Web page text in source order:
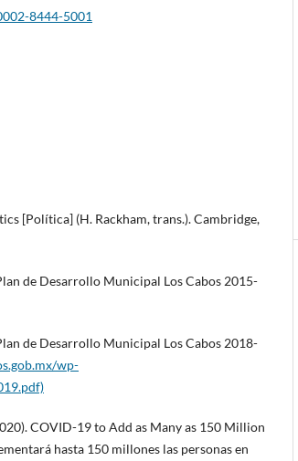
8444-5001
[Política] (H. Rackham, trans.). Cambridge,
de Desarrollo Municipal Los Cabos 2015-
de Desarrollo Municipal Los Cabos 2018-
wp-
COVID-19 to Add as Many as 150 Million
hasta 150 millones las personas en